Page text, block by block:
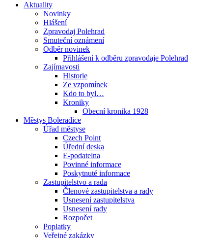
Aktuality
Novinky
Hlášení
Zpravodaj Polehrad
Smuteční oznámení
Odběr novinek
Přihlášení k odběru zpravodaje Polehrad
Zajímavosti
Historie
Ze vzpomínek
Kdo to byl…
Kroniky
Obecní kronika 1928
Městys Boleradice
Úřad městyse
Czech Point
Úřední deska
E-podatelna
Povinné informace
Poskytnuté informace
Zastupitelstvo a rada
Členové zastupitelstva a rady
Usnesení zastupitelstva
Usnesení rady
Rozpočet
Poplatky
Veřejné zakázky